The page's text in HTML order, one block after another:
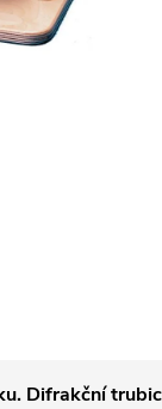
Difrakční